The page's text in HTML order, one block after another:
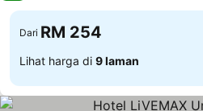
Dari RM 254
Lihat harga di 9 laman